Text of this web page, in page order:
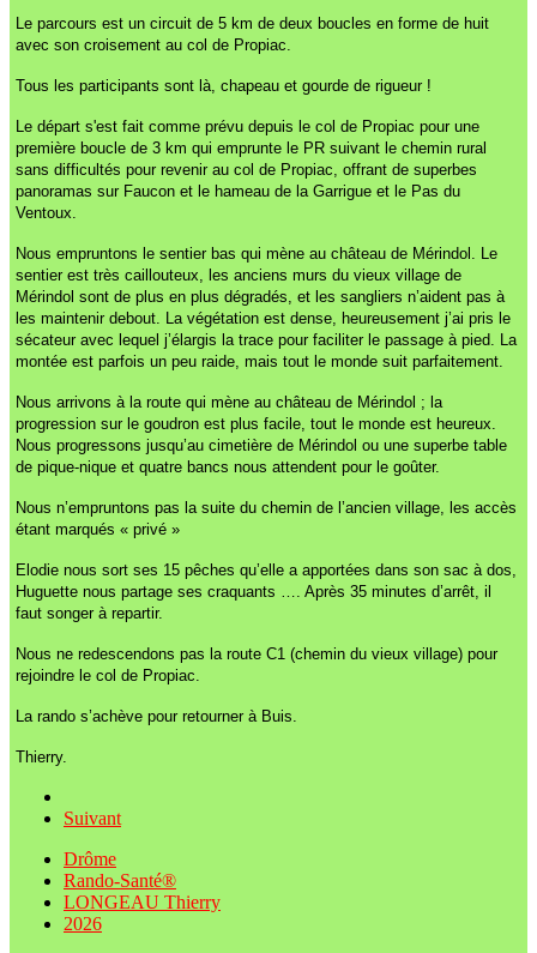
Le parcours est un circuit de 5 km de deux boucles en forme de huit
avec son croisement au col de Propiac.
Tous les participants sont là, chapeau et gourde de rigueur !
Le départ s'est fait comme prévu depuis le col de Propiac pour une
première boucle de 3 km qui emprunte le PR suivant le chemin rural
sans difficultés pour revenir au col de Propiac, offrant de superbes
panoramas sur Faucon et le hameau de la Garrigue et le Pas du
Ventoux.
Nous empruntons le sentier bas qui mène au château de Mérindol. Le
sentier est très caillouteux, les anciens murs du vieux village de
Mérindol sont de plus en plus dégradés, et les sangliers n’aident pas à
les maintenir debout. La végétation est dense, heureusement j’ai pris le
sécateur avec lequel j’élargis la trace pour faciliter le passage à pied. La
montée est parfois un peu raide, mais tout le monde suit parfaitement.
Nous arrivons à la route qui mène au château de Mérindol ; la
progression sur le goudron est plus facile, tout le monde est heureux.
Nous progressons jusqu’au cimetière de Mérindol ou une superbe table
de pique-nique et quatre bancs nous attendent pour le goûter.
Nous n’empruntons pas la suite du chemin de l’ancien village, les accès
étant marqués « privé »
Elodie nous sort ses 15 pêches qu’elle a apportées dans son sac à dos,
Huguette nous partage ses craquants …. Après 35 minutes d’arrêt, il
faut songer à repartir.
Nous ne redescendons pas la route C1 (chemin du vieux village) pour
rejoindre le col de Propiac.
La rando s’achève pour retourner à Buis.
Thierry.
Suivant
Drôme
Rando-Santé®
LONGEAU Thierry
2026